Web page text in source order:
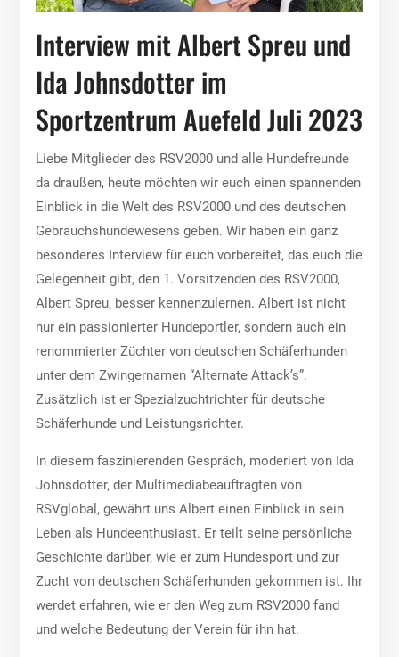
Interview mit Albert Spreu und
Ida Johnsdotter im
Sportzentrum Auefeld Juli 2023
Liebe Mitglieder des RSV2000 und alle Hundefreunde
da draußen, heute möchten wir euch einen spannenden
Einblick in die Welt des RSV2000 und des deutschen
Gebrauchshundewesens geben. Wir haben ein ganz
besonderes Interview für euch vorbereitet, das euch die
Gelegenheit gibt, den 1. Vorsitzenden des RSV2000,
Albert Spreu, besser kennenzulernen. Albert ist nicht
nur ein passionierter Hundeportler, sondern auch ein
renommierter Züchter von deutschen Schäferhunden
unter dem Zwingernamen “Alternate Attack’s”.
Zusätzlich ist er Spezialzuchtrichter für deutsche
Schäferhunde und Leistungsrichter.
In diesem faszinierenden Gespräch, moderiert von Ida
Johnsdotter, der Multimediabeauftragten von
RSVglobal, gewährt uns Albert einen Einblick in sein
Leben als Hundeenthusiast. Er teilt seine persönliche
Geschichte darüber, wie er zum Hundesport und zur
Zucht von deutschen Schäferhunden gekommen ist. Ihr
werdet erfahren, wie er den Weg zum RSV2000 fand
und welche Bedeutung der Verein für ihn hat.